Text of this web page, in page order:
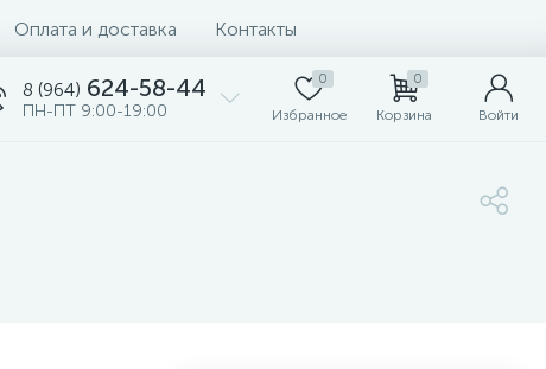
Оплата и доставка Контакты
8 (964) 624-58-44
ПН-ПТ 9:00-19:00
0
Избранное
0
Корзина Войти